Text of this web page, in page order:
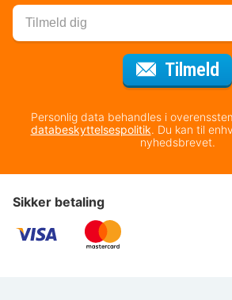
Tilmeld
Personlig data behandles i
databeskyttelsespolitik. Du kan til
nyhedsbrevet.
Sikker betaling